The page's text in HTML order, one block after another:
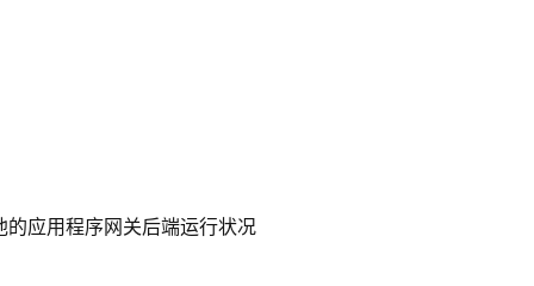
应用程序网关后端运行状况